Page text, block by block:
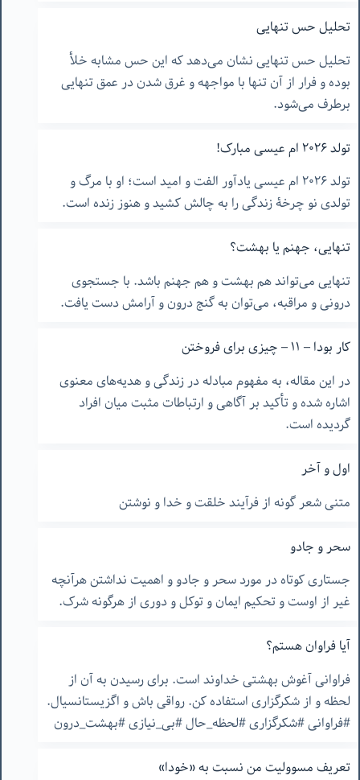
تحلیل حس تنهایی
تحلیل حس تنهایی نشان می‌دهد که این حس مشابه خلأ
بوده و فرار از آن تنها با مواجهه و غرق شدن در عمق تنهایی
برطرف می‌شود.
تولد ٢٠٢۶ ام عیسی مبارک!
تولد ٢٠٢۶ ام عیسی یادآور الفت و امید است؛ او با مرگ و
تولدی نو چرخۀ زندگی را به چالش کشید و هنوز زنده است.
تنهایی، جهنم یا بهشت؟
تنهایی می‌تواند هم بهشت و هم جهنم باشد. با جستجوی
درونی و مراقبه، می‌توان به گنج درون و آرامش دست یافت.
کار بودا – ١١ – چیزی برای فروختن
در این مقاله، به مفهوم مبادله در زندگی و هدیه‌های معنوی
اشاره شده و تأکید بر آگاهی و ارتباطات مثبت میان افراد
گردیده است.
اول و آخر
متنی شعر گونه از فرآیند خلقت و خدا و نوشتن
سحر و جادو
جستاری کوتاه در مورد سحر و جادو و اهمیت نداشتن هرآنچه
غیر از اوست و تحکیم ایمان و توکل و دوری از هرگونه شرک.
آیا فراوان هستم؟
فراوانی آغوش بهشتی خداوند است. برای رسیدن به آن از
لحظه و از شکرگزاری استفاده کن. رواقی باش و اگزیستانسیال.
#فراوانی #شکرگزاری #لحظه_حال #بی_نیازی #بهشت_درون
تعریف مسوولیت من نسبت به «خودا»